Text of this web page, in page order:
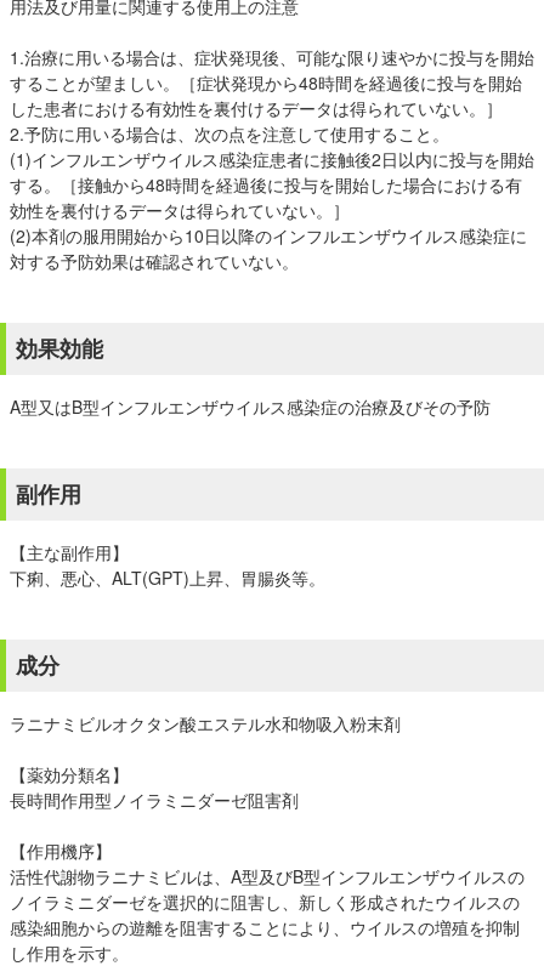
用法及び用量に関連する使用上の注意
1.治療に用いる場合は、症状発現後、可能な限り速やかに投与を開始
することが望ましい。［症状発現から48時間を経過後に投与を開始
した患者における有効性を裏付けるデータは得られていない。］
2.予防に用いる場合は、次の点を注意して使用すること。
(1)インフルエンザウイルス感染症患者に接触後2日以内に投与を開始
する。［接触から48時間を経過後に投与を開始した場合における有
効性を裏付けるデータは得られていない。］
(2)本剤の服用開始から10日以降のインフルエンザウイルス感染症に
対する予防効果は確認されていない。
効果効能
A型又はB型インフルエンザウイルス感染症の治療及びその予防
副作用
【主な副作用】
下痢、悪心、ALT(GPT)上昇、胃腸炎等。
成分
ラニナミビルオクタン酸エステル水和物吸入粉末剤
【薬効分類名】
長時間作用型ノイラミニダーゼ阻害剤
【作用機序】
活性代謝物ラニナミビルは、A型及びB型インフルエンザウイルスの
ノイラミニダーゼを選択的に阻害し、新しく形成されたウイルスの
感染細胞からの遊離を阻害することにより、ウイルスの増殖を抑制
し作用を示す。